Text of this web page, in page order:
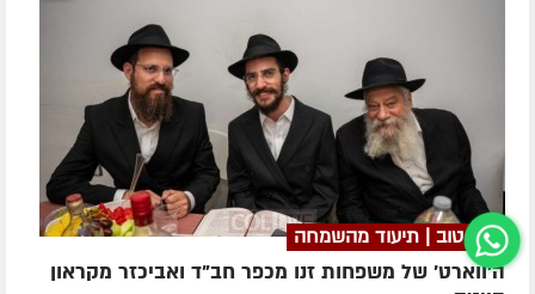
מזל טוב | תיעוד מהשמחה
ה'ווארט' של משפחות זנו מכפר חב"ד ואביכזר מקראון